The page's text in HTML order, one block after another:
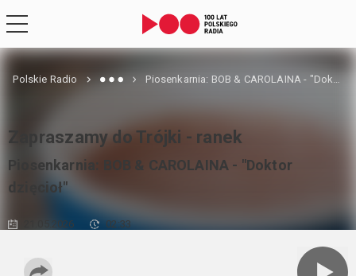
Polskie Radio Piosenkarnia: BOB & CAROLAINA - "Doktor dzięcioł"
Zapraszamy do Trójki - ranek
Piosenkarnia: BOB & CAROLAINA - "Doktor
dzięcioł"
21.05.2026 02:33